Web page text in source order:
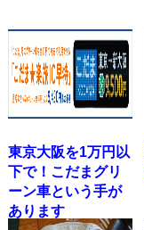
東京大阪を1万円以
下で！こだまグリ
ーン車という手が
あります